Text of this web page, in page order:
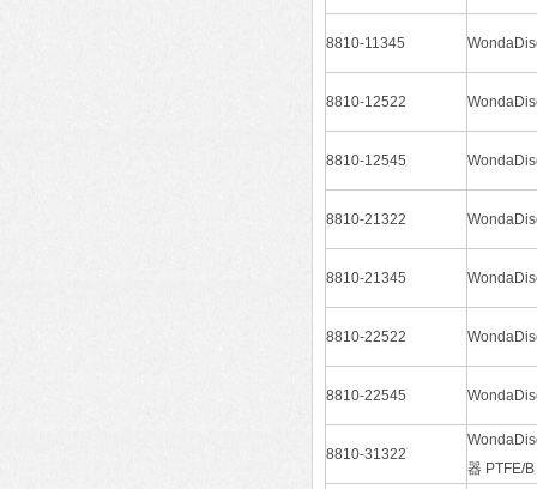
8810-11345
8810-12522
8810-12545
8810-21322
8810-21345
8810-22522
8810-22545
8810-31322
器 PTFE/B